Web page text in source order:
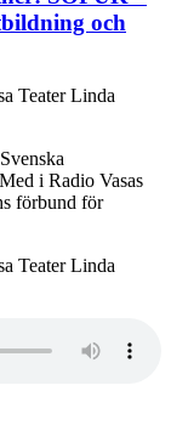
och
Teater Linda
i Radio Vasas
förbund för
Teater Linda